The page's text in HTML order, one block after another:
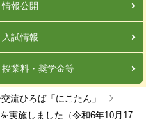
情報公開
入試情報
授業料・奨学金等
流ひろば「にこたん」
実施しました（令和6年10月17